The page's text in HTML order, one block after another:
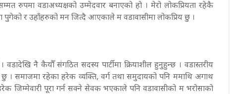
रुपमा वडाअध्यक्षको उम्मेदवार बनाएको हो । मेरो लोकप्रियता रहेकै
पुगेको र उहाँहरुको मन जित्दै आएकाले म वडावासीमा लोकप्रिय छु ।
वडादेखि नै कैयौँ संगठित सदस्य पार्टीमा क्रियाशील हुनुहुन्छ । वडास्तरीय
छु । समाजमा रहेका हरेक व्यक्ति, वर्ग तथा समुदायको पनि ममाथि अगाथ
जिम्मेवारी पूरा गर्न सक्ने सेवक भएकाले पनि वडावासीको म भरोसाको